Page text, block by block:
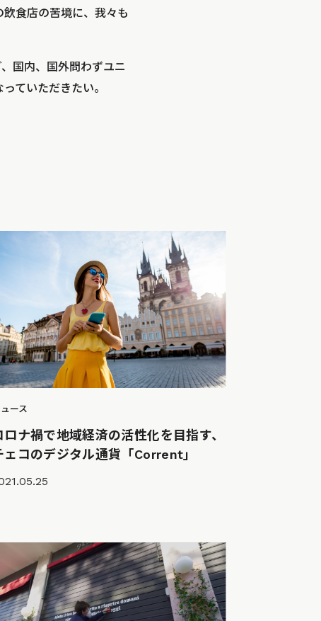
食店の苦境に、我々も
国内、国外問わずユニ
ていただきたい。
ース
ロナ禍で地域経済の活性化を目指す、
ェコのデジタル通貨「Corrent」